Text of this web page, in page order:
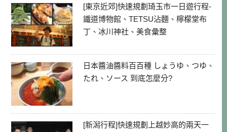
[東京近郊]快速規劃琦玉市一日遊行程-
鐵道博物館、TETSU沾麵、檸檬堂布
丁、冰川神社、美食彙整
日本醬油醬料百百種 しょうゆ、つゆ、
たれ、ソース 到底怎麼分?
[新潟行程]快速規劃上越妙高的兩天一